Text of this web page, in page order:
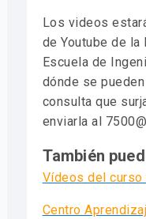
Los videos
de Youtube de la
Escuela de
dónde se
consulta que
enviarla al
También
Vídeos del
Centro